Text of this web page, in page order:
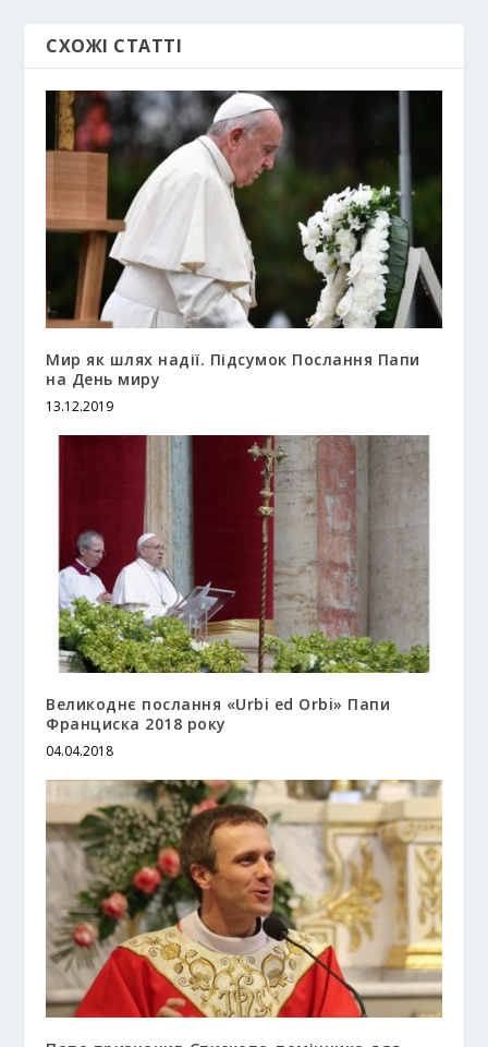
СХОЖІ СТАТТІ
Мир як шлях надії. Підсумок Послання Папи
на День миру
13.12.2019
Великоднє послання «Urbi ed Orbi» Папи
Франциска 2018 року
04.04.2018